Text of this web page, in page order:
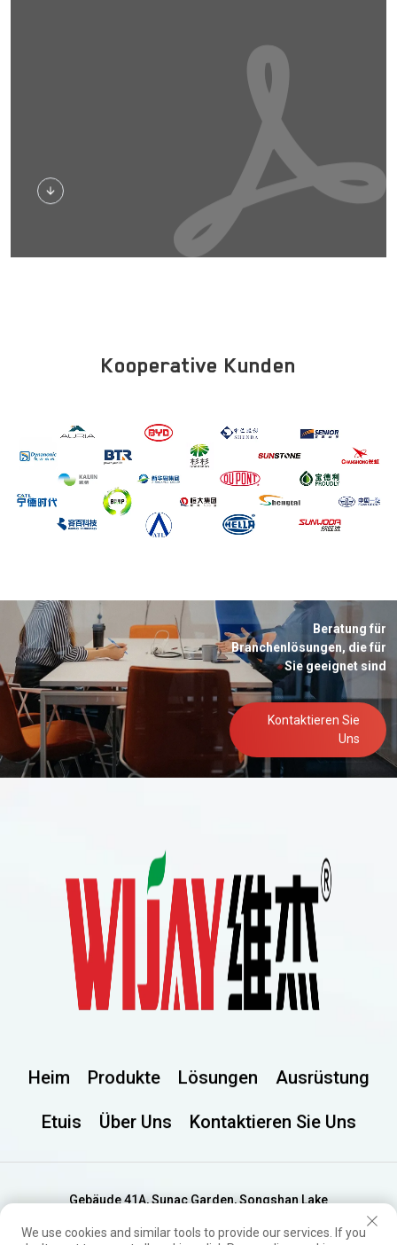
Herunterladen
Kooperative Kunden
Beratung für
Branchenlösungen, die für
Sie geeignet sind
Kontaktieren Sie
Uns
Heim Produkte Lösungen Ausrüstung
Etuis Über Uns Kontaktieren Sie Uns
Gebäude 41A, Sunac Garden, Songshan Lake
Guangdong
We use cookies and similar tools to provide our services. If you